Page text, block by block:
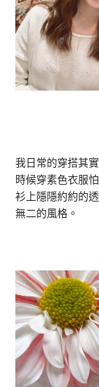
我日常的穿搭其
時候穿素色衣服
衫上隱隱約約的
無二的風格。